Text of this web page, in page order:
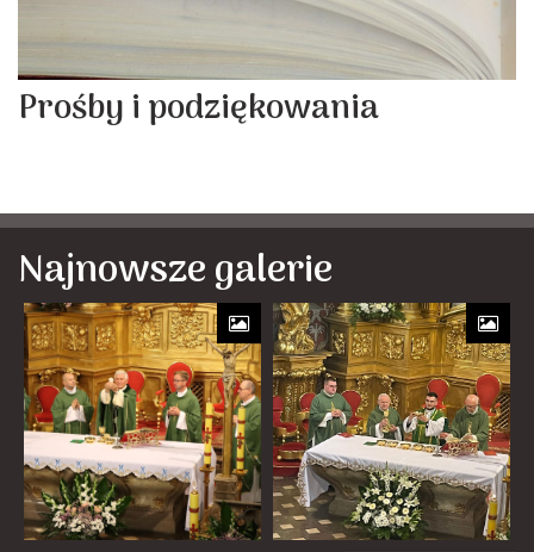
Prośby i podziękowania
Najnowsze galerie